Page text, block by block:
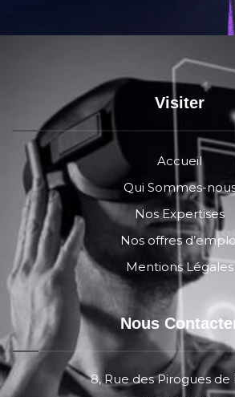
Visiter
Accueil
Qui Sommes-
Nos Expertises
Nos offres
Mentions Légales
Nous
8, Rue des Pirogues de